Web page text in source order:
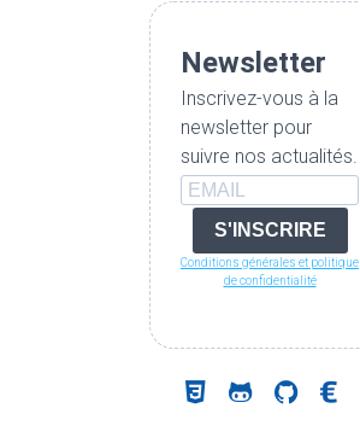
Newsletter
Inscrivez-vous à la
newsletter pour
suivre nos actualités.
S'INSCRIRE
Conditions générales et politique
de confidentialité